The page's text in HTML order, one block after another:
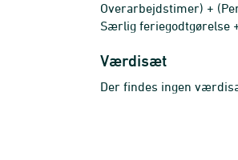
Overarbejdstimer) +
Særlig feriegodtgørelse
Værdisæt
Der findes ingen